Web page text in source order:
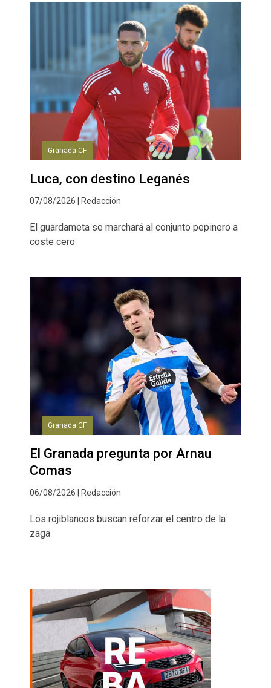
Granada CF
Luca, con destino Leganés
07/08/2026 | Redacción
El guardameta se marchará al conjunto pepinero a
coste cero
Granada CF
El Granada pregunta por Arnau
Comas
06/08/2026 | Redacción
Los rojiblancos buscan reforzar el centro de la
zaga